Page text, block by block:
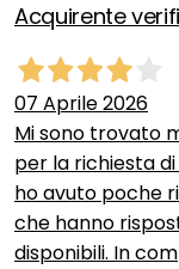
Acquirente
07 Aprile 2026
Mi sono trovato
per la richiesta
ho avuto poche
che hanno
disponibili. In